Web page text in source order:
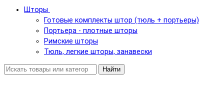
Шторы
Готовые комплекты штор (тюль + портьеры)
Портьера - плотные шторы
Римские шторы
Тюль, легкие шторы, занавески
Найти